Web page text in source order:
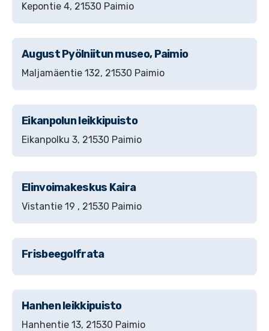
Kepontie 4, 21530 Paimio
August Pyölniitun museo, Paimio
Maljamäentie 132, 21530 Paimio
Eikanpolun leikkipuisto
Eikanpolku 3, 21530 Paimio
Elinvoimakeskus Kaira
Vistantie 19 , 21530 Paimio
Frisbeegolfrata
Hanhen leikkipuisto
Hanhentie 13, 21530 Paimio